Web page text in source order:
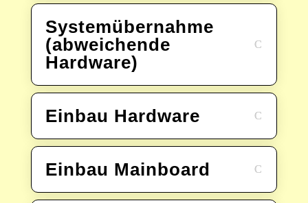
Systemübernahme
(abweichende
Hardware)
Einbau Hardware
Einbau Mainboard